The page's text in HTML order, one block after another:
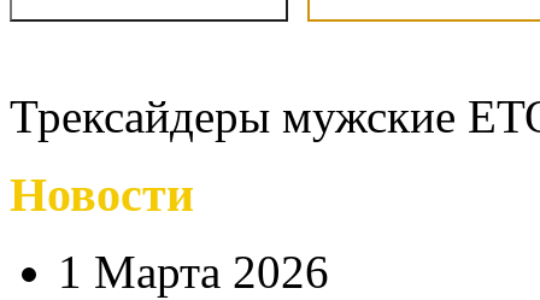
Трексайдеры мужские
Новости
1 Марта 2026